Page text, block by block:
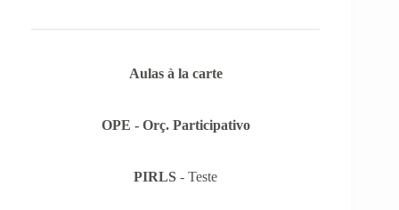
Aulas à la carte
OPE - Orç. Participativo
PIRLS - Teste